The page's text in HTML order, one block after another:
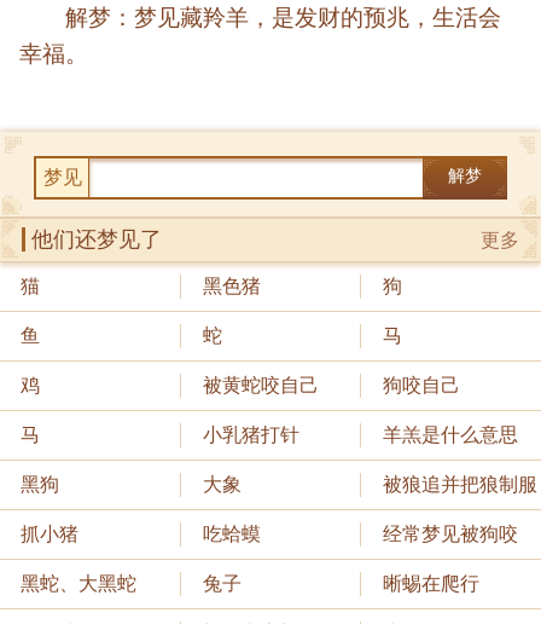
解梦：梦见藏羚羊，是发财的预兆，生活会
幸福。
梦见 解梦
更多
他们还梦见了
猫 黑色猪 狗
鱼 蛇 马
鸡 被黄蛇咬自己 狗咬自己
马 小乳猪打针 羊羔是什么意思
黑狗 大象 被狼追并把狼制服
抓小猪 吃蛤蟆 经常梦见被狗咬
黑蛇、大黑蛇 兔子 晰蜴在爬行